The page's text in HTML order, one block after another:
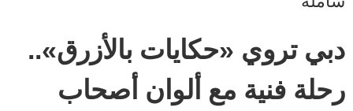
دبي تروي «حكايات بالأزرق»..
رحلة فنية مع ألوان أصحاب